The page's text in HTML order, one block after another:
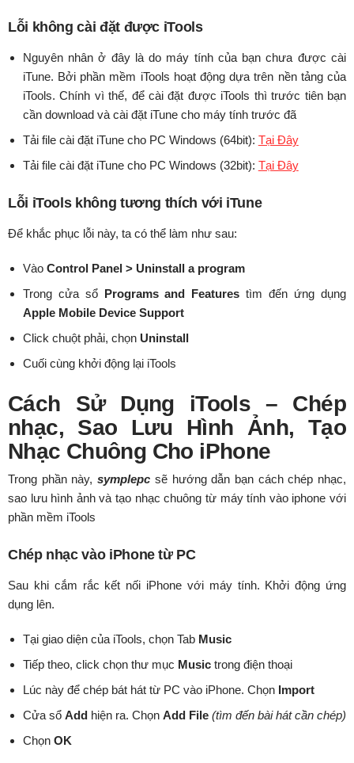
Lỗi không cài đặt được iTools
Nguyên nhân ở đây là do máy tính của bạn chưa được cài
iTune. Bởi phần mềm iTools hoạt động dựa trên nền tảng của
iTools. Chính vì thế, để cài đặt được iTools thì trước tiên bạn
cần download và cài đặt iTune cho máy tính trước đã
Tải file cài đặt iTune cho PC Windows (64bit): Tại Đây
Tải file cài đặt iTune cho PC Windows (32bit): Tại Đây
Lỗi iTools không tương thích với iTune
Để khắc phục lỗi này, ta có thể làm như sau:
Vào Control Panel > Uninstall a program
Trong cửa sổ Programs and Features tìm đến ứng dụng
Apple Mobile Device Support
Click chuột phải, chọn Uninstall
Cuối cùng khởi động lại iTools
Cách Sử Dụng iTools – Chép
nhạc, Sao Lưu Hình Ảnh, Tạo
Nhạc Chuông Cho iPhone
Trong phần này,symplepc sẽ hướng dẫn bạn cách chép nhạc,
sao lưu hình ảnh và tạo nhạc chuông từ máy tính vào iphone với
phần mềm iTools
Chép nhạc vào iPhone từ PC
Sau khi cắm rắc kết nối iPhone với máy tính. Khởi động ứng
dụng lên.
Tại giao diện của iTools, chọn Tab Music
Tiếp theo, click chọn thư mục Musictrong điện thoại
Lúc này để chép bát hát từ PC vào iPhone. Chọn Import
Cửa sổ Addhiện ra. Chọn Add File (tìm đến bài hát cần chép)
Chọn OK